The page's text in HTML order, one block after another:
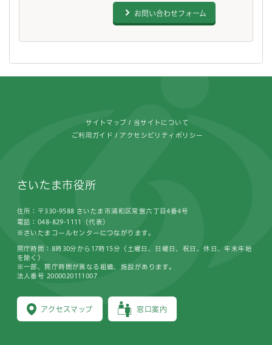
お問い合わせフォーム
サイトマップ 当サイトについて
ご利用ガイド アクセシビリティポリシー
さいたま市役所
住所：〒330-9588 さいたま市浦和区常盤六丁目4番4号
電話：048-829-1111（代表）
※さいたまコールセンターにつながります。
アクセスマップ 窓口案内
開庁時間：8時30分から17時15分（土曜日、日曜日、祝日、休日、年末年始
を除く）
※一部、開庁時間が異なる組織、施設があります。
法人番号 2000020111007